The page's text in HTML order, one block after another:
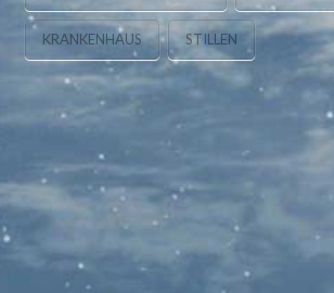
KRANKENHAUS STILLEN